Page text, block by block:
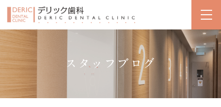
スタッフブログ